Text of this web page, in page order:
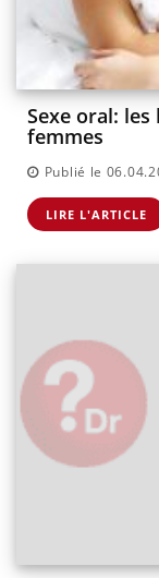
Sexe oral:
femmes
Publié le
LIRE L'ARTICLE